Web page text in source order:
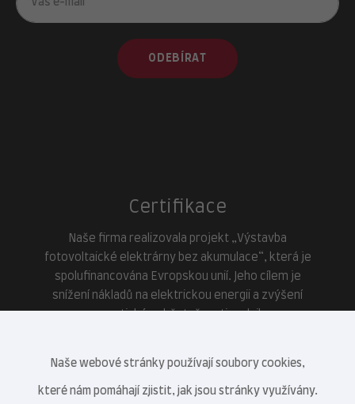
ODEBÍRAT
Certifikace
Naše firma realizovala projekt „Výstavba
fotovoltaické elektrárny bez akumulace“, která je
spolufinancována Evropskou unií. Jeho cílem je
snížení nákladů na elektrickou energii a zvýšení
Naše webové stránky používají soubory cookies,
které nám pomáhají zjistit, jak jsou stránky využívány.